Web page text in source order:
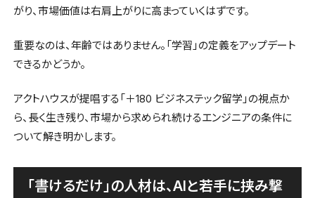
がり、市場価値は右肩上がりに高まっていくはずです。
重要なのは、年齢ではありません。「学習」の定義をアップデート
できるかどうか。
アクトハウスが提唱する「＋180 ビジネステック留学」の視点か
ら、長く生き残り、市場から求められ続けるエンジニアの条件に
ついて解き明かします。
「書けるだけ」の人材は、AIと若手に挟み撃